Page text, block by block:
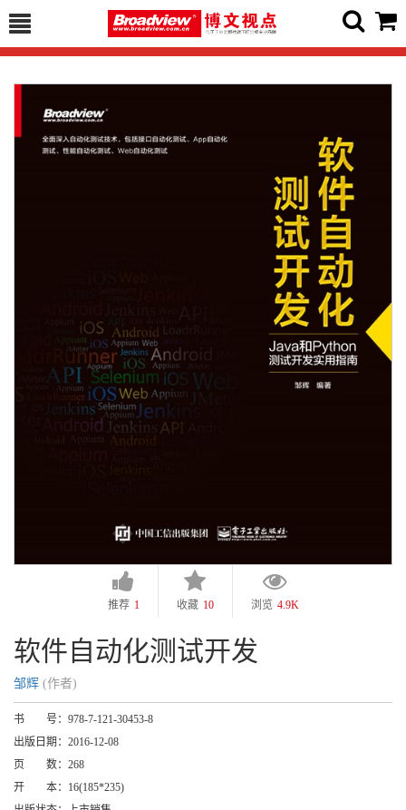
推荐 1 收藏 10 浏览 4.9K
软件自动化测试开发
邹辉 (作者)
书 号： 978-7-121-30453-8
出版日期： 2016-12-08
页 数： 268
开 本： 16(185*235)